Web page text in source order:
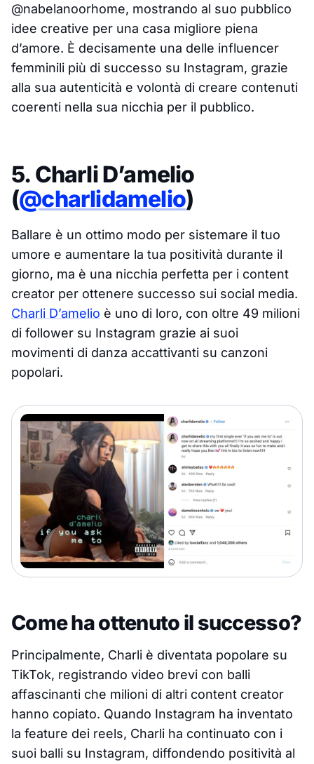
@nabelanoorhome, mostrando al suo pubblico
idee creative per una casa migliore piena
d’amore. È decisamente una delle influencer
femminili più di successo su Instagram, grazie
alla sua autenticità e volontà di creare contenuti
coerenti nella sua nicchia per il pubblico.
5. Charli D’amelio
(@charlidamelio)
Ballare è un ottimo modo per sistemare il tuo
umore e aumentare la tua positività durante il
giorno, ma è una nicchia perfetta per i content
creator per ottenere successo sui social media.
Charli D’amelio è uno di loro, con oltre 49 milioni
di follower su Instagram grazie ai suoi
movimenti di danza accattivanti su canzoni
popolari.
Come ha ottenuto il successo?
Principalmente, Charli è diventata popolare su
TikTok, registrando video brevi con balli
affascinanti che milioni di altri content creator
hanno copiato. Quando Instagram ha inventato
la feature dei reels, Charli ha continuato con i
suoi balli su Instagram, diffondendo positività al